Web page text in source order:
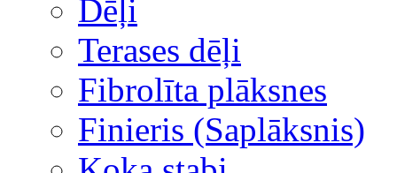
Dēļi
Terases dēļi
Fibrolīta plāksnes
Finieris (Saplāksnis)